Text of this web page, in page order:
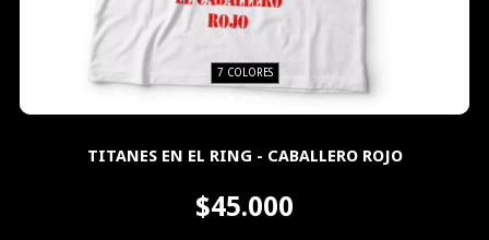
7 COLORES
TITANES EN EL RING - CABALLERO ROJO
$45.000